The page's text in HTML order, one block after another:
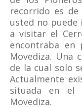
recorrido es
usted no puede
a visitar el
encontraba en
Movediza. Una
de la cual solo
Actualmente
situada en el
Movediza.